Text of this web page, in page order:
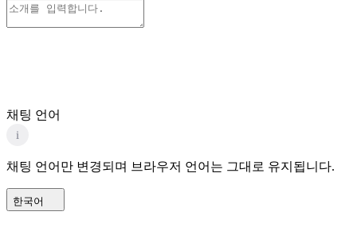
채팅 언어
i
채팅 언어만 변경되며 브라우저 언어는 그대로 유지됩니다.
한국어